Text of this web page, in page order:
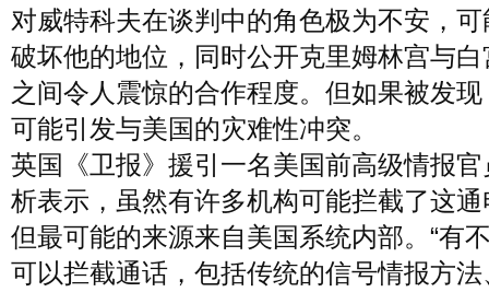
对威特科夫在谈判中的角色极为不安，
破坏他的地位，同时公开克里姆林宫与
之间令人震惊的合作程度。但如果被发
可能引发与美国的灾难性冲突。
英国《卫报》援引一名美国前高级情报
析表示，虽然有许多机构可能拦截了这
但最可能的来源来自美国系统内部。“有
可以拦截通话，包括传统的信号情报方